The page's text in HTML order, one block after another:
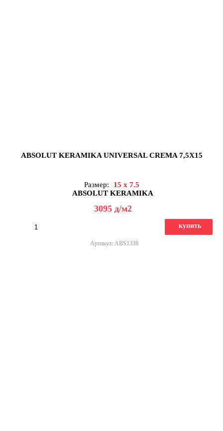
ABSOLUT KERAMIKA UNIVERSAL CREMA 7,5X15
Размер:
15 x 7.5
ABSOLUT KERAMIKA
3095 д/м2
купить
Артикул: ABS1338